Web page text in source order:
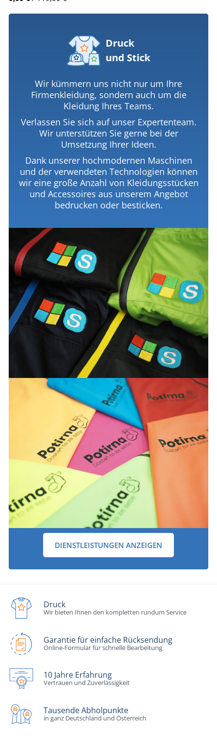
Druck
und Stick
Wir kümmern uns nicht nur um Ihre
Firmenkleidung, sondern auch um die
Kleidung Ihres Teams.
Verlassen Sie sich auf unser Expertenteam.
Wir unterstützen Sie gerne bei der
Umsetzung Ihrer Ideen.
Dank unserer hochmodernen Maschinen
und der verwendeten Technologien können
wir eine große Anzahl von Kleidungsstücken
und Accessoires aus unserem Angebot
bedrucken oder besticken.
DIENSTLEISTUNGEN ANZEIGEN
Druck
Wir bieten Ihnen den kompletten rundum Service
Garantie für einfache Rücksendung
Online-Formular für schnelle Bearbeitung
10 Jahre Erfahrung
Vertrauen und Zuverlässigkeit
Tausende Abholpunkte
in ganz Deutschland und Österreich